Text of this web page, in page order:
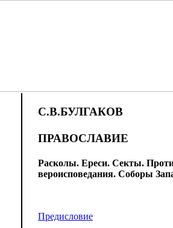
С.В.БУЛГАКОВ
ПРАВОСЛАВИЕ
Расколы. Ереси. Секты.
вероисповедания. Соборы
Предисловие